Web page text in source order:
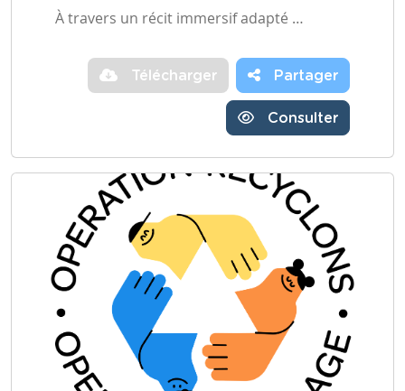
À travers un récit immersif adapté …
Télécharger Partager
Consulter